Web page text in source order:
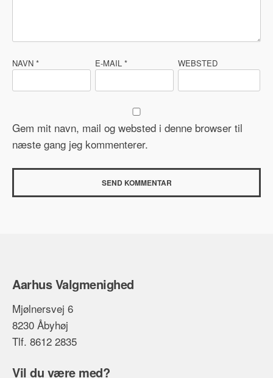
NAVN * E-MAIL * WEBSTED
Gem mit navn, mail og websted i denne browser til
næste gang jeg kommenterer.
Aarhus Valgmenighed
Mjølnersvej 6
8230 Åbyhøj
Tlf. 8612 2835
Vil du være med?